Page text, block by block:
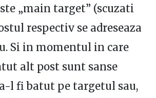
„main target” (scuzati
respectiv se adreseaza
Si in momentul in care
alt post sunt sanse
l fi batut pe targetul sau,